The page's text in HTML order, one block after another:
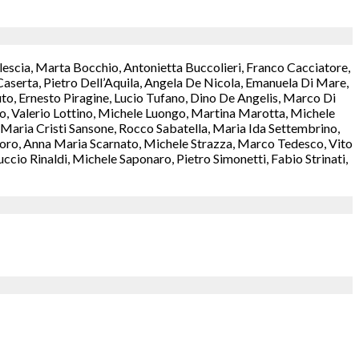
Marta Bocchio, Antonietta Buccolieri, Franco Cacciatore,
Pietro Dell’Aquila, Angela De Nicola, Emanuela Di Mare,
Ernesto Piragine, Lucio Tufano, Dino De Angelis, Marco Di
Valerio Lottino, Michele Luongo, Martina Marotta, Michele
Cristi Sansone, Rocco Sabatella, Maria Ida Settembrino,
Anna Maria Scarnato, Michele Strazza, Marco Tedesco, Vito
Rinaldi, Michele Saponaro, Pietro Simonetti, Fabio Strinati,